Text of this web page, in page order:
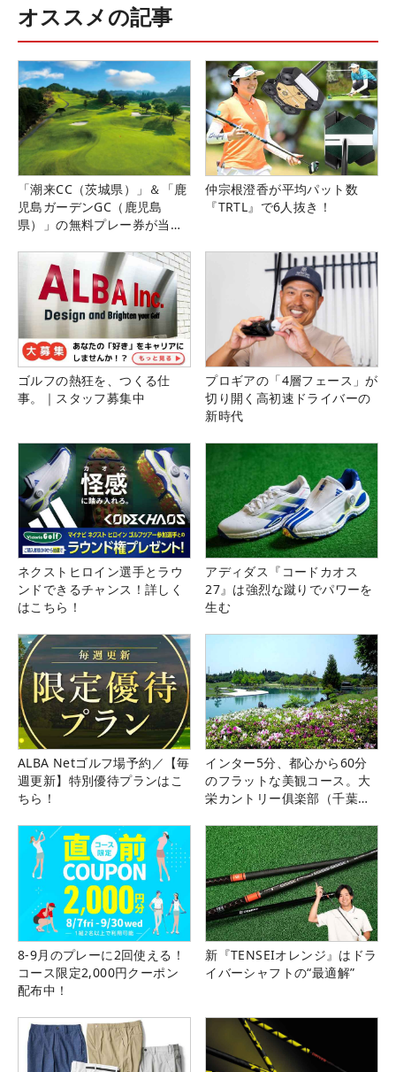
オススメの記事
「潮来CC（茨城県）」＆「鹿
児島ガーデンGC（鹿児島
県）」の無料プレー券が当た
仲宗根澄香が平均パット数
『TRTL』で6人抜き！
ゴルフの熱狂を、つくる仕
事。｜スタッフ募集中
プロギアの「4層フェース」が
切り開く高初速ドライバーの
新時代
ネクストヒロイン選手とラウ
ンドできるチャンス！詳しく
はこちら！
アディダス『コードカオス
27』は強烈な蹴りでパワーを
生む
ALBA Netゴルフ場予約／【毎
週更新】特別優待プランはこ
ちら！
インター5分、都心から60分
のフラットな美観コース。大
栄カントリー俱楽部（千葉
8-9月のプレーに2回使える！
コース限定2,000円クーポン
配布中！
新『TENSEIオレンジ』はドラ
イバーシャフトの“最適解”